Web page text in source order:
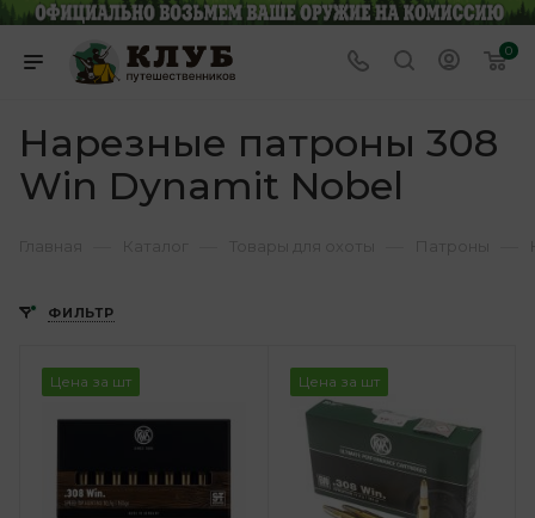
0
Нарезные патроны 308
Win Dynamit Nobel
ФИЛЬТР
Цена за шт Цена за шт